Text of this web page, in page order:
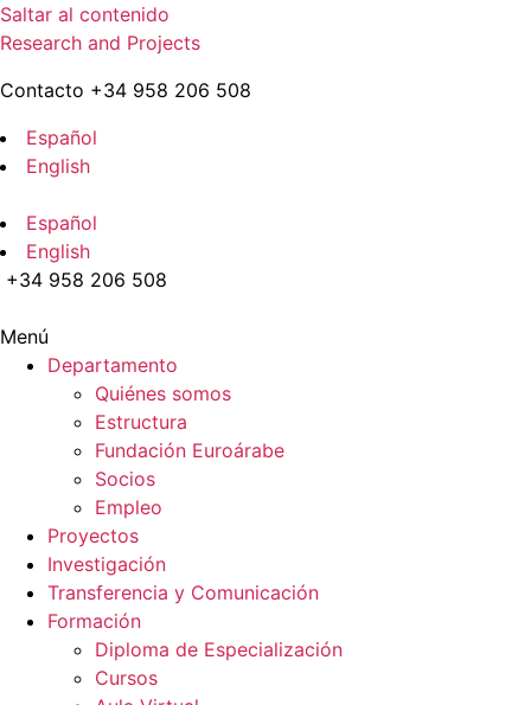
Saltar al contenido
Research and Projects
Contacto +34 958 206 508
Español
English
Español
English
+34 958 206 508
Menú
Departamento
Quiénes somos
Estructura
Fundación Euroárabe
Socios
Empleo
Proyectos
Investigación
Transferencia y Comunicación
Formación
Diploma de Especialización
Cursos